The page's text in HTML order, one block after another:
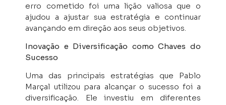
erro cometido foi uma lição valiosa que o
ajudou a ajustar sua estratégia e continuar
avançando em direção aos seus objetivos.
Inovação e Diversificação como Chaves do
Sucesso
Uma das principais estratégias que Pablo
Marçal utilizou para alcançar o sucesso foi a
diversificação. Ele investiu em diferentes